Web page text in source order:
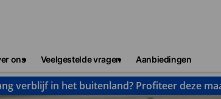
ons Veelgestelde vragen Aanbiedingen
verblijf in het buitenland? Profiteer deze